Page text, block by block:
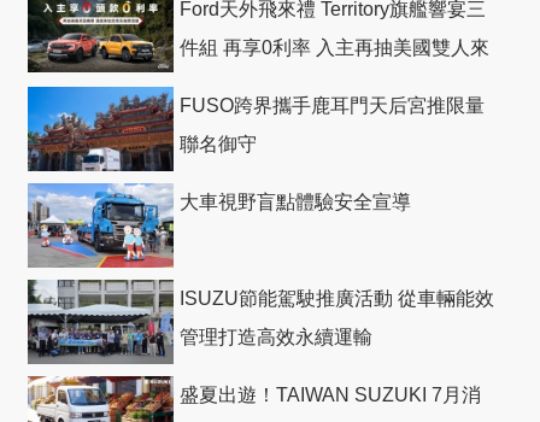
Ford天外飛來禮 Territory旗艦響宴三
件組 再享0利率 入主再抽美國雙人來
FUSO跨界攜手鹿耳門天后宮推限量
聯名御守
大車視野盲點體驗安全宣導
ISUZU節能駕駛推廣活動 從車輛能效
管理打造高效永續運輸
盛夏出遊！TAIWAN SUZUKI 7月消